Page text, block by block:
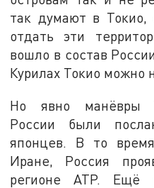
так думают в Токио,
отдать эти
вошло в состав
Курилах Токио можно
Но явно манёвры
России были
японцев. В то
Иране, Россия
регионе АТР. Ещё